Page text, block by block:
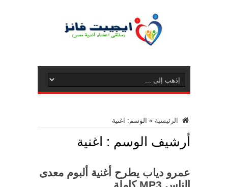
الرئيسية » الوسم: اغنية
أرشيف الوسم : اغنية
عمرو دياب يطرح أغنية ألبوم معدى